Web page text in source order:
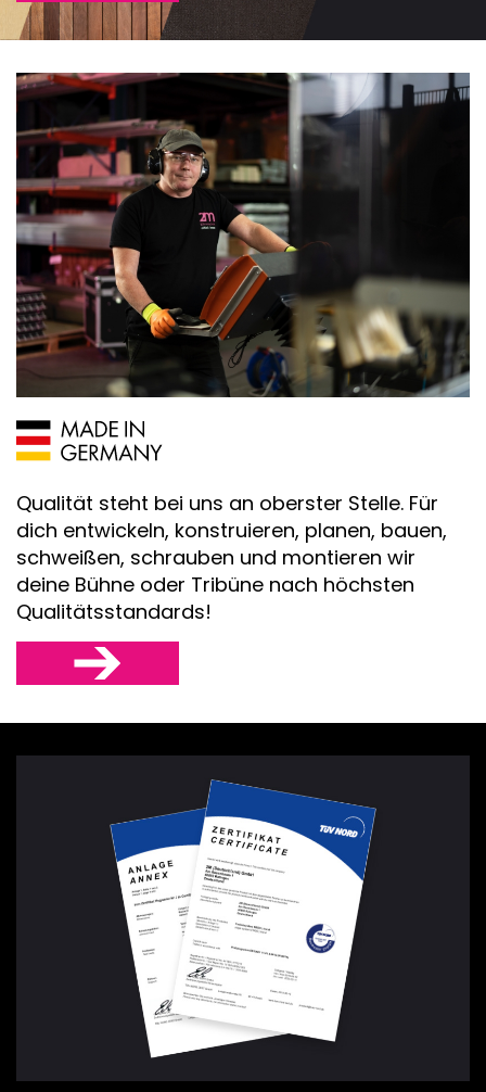
BÜHNEN &
TRIBÜNEN
Qualität steht bei uns an oberster Stelle. Für
dich entwickeln, konstruieren, planen, bauen,
schweißen, schrauben und montieren wir
deine Bühne oder Tribüne nach höchsten
Qualitätsstandards!